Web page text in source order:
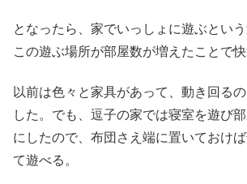
となったら、家でいっしょに遊ぶという
この遊ぶ場所が部屋数が増えたことで
以前は色々と家具があって、動き回る
した。でも、逗子の家では寝室を遊び
にしたので、布団さえ端に置いておけ
て遊べる。